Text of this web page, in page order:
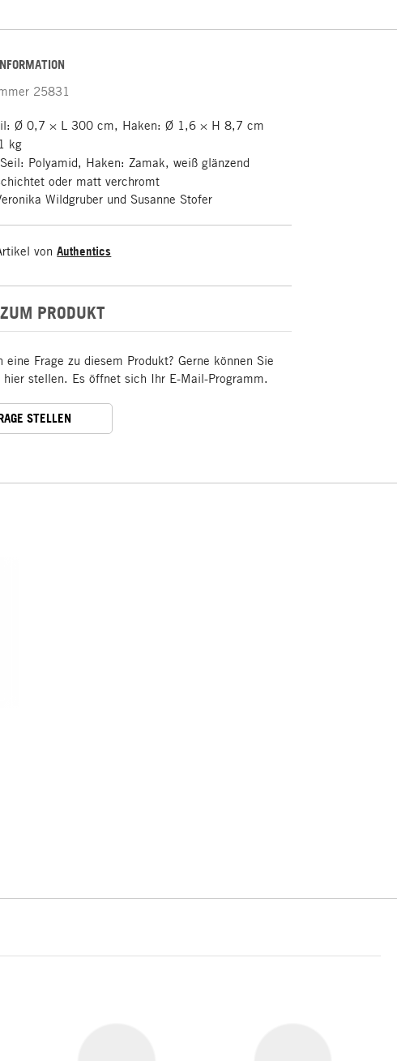
25831
Ø 0,7 × L 300 cm, Haken: Ø 1,6 × H 8,7 cm
1 kg
Seil: Polyamid, Haken: Zamak, weiß glänzend
oder matt verchromt
Wildgruber und Susanne Stofer
von Authentics
PRODUKT
eine Frage zu diesem Produkt? Gerne können Sie
hier stellen. Es öffnet sich Ihr E-Mail-Programm.
STELLEN